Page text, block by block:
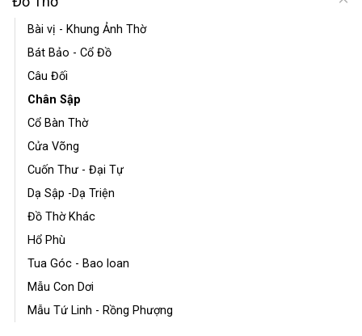
Bài vị - Khung Ảnh Thờ
Bát Bảo - Cổ Đồ
Câu Đối
Chân Sập
Cổ Bàn Thờ
Cửa Võng
Cuốn Thư - Đại Tự
Dạ Sập -Dạ Triện
Đồ Thờ Khác
Hổ Phù
Tua Góc - Bao loan
Mẫu Con Dơi
Mẫu Tứ Linh - Rồng Phượng